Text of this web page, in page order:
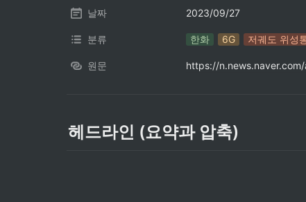
날짜 2023/09/27
분류 한화 6G 저궤도 위성
원문 https://
헤드라인 (요약과 압축)